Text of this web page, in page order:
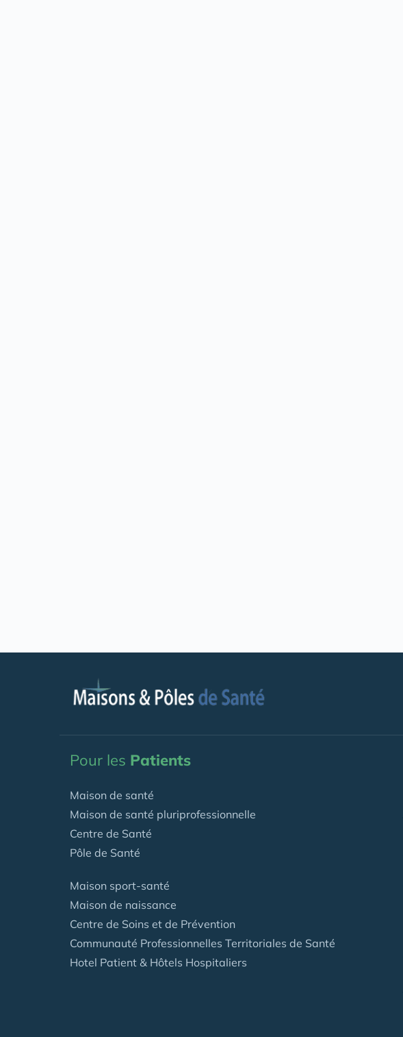
Pour les Patients
Maison de santé
Maison de santé pluriprofessionnelle
Centre de Santé
Pôle de Santé
Maison sport-santé
Maison de naissance
Centre de Soins et de Prévention
Communauté Professionnelles Territoriales de Santé
Hotel Patient & Hôtels Hospitaliers